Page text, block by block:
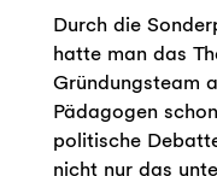
Durch die
hatte man das
Gründungsteam
Pädagogen
politische
nicht nur das